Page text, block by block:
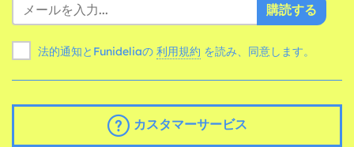
購読する
法的通知とFunideliaの 利用規約 を読み、同意します。
カスタマーサービス